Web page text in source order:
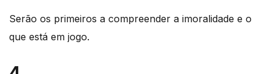
Serão os primeiros a compreender a imoralidade e o
que está em jogo.